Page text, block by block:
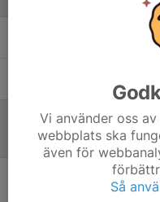
Ledare
Referat
Div.5 Dam
Vi använder oss
webbplats ska
även för
Så